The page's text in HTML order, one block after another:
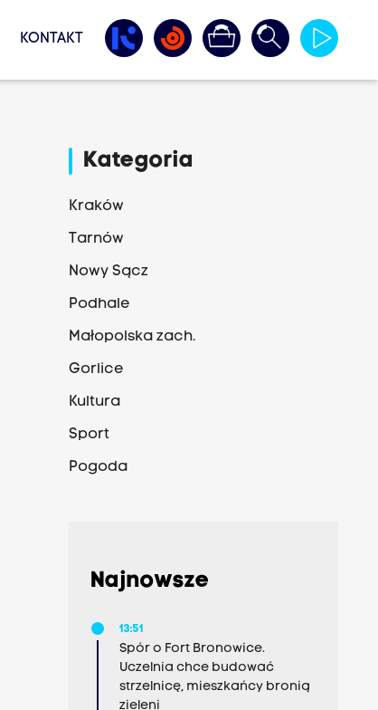
KONTAKT
Kategoria
Kraków
Tarnów
Nowy Sącz
Podhale
Małopolska zach.
Gorlice
Kultura
Sport
Pogoda
Najnowsze
13:51
Spór o Fort Bronowice.
Uczelnia chce budować
strzelnicę, mieszkańcy bronią
zieleni